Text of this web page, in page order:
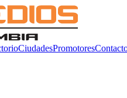
CiudadesPromotores